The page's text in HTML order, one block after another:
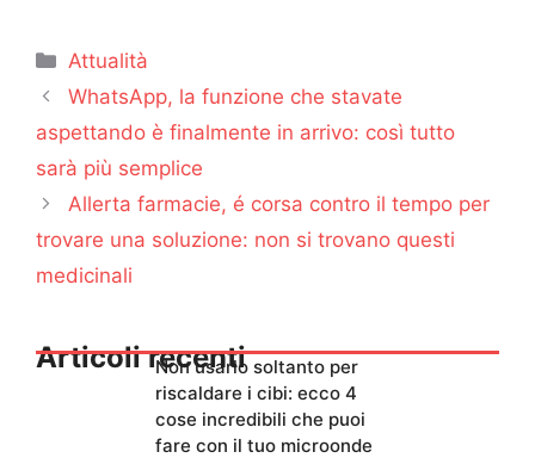
Categorie
Attualità
WhatsApp, la funzione che stavate
aspettando è finalmente in arrivo: così tutto
sarà più semplice
Allerta farmacie, é corsa contro il tempo per
trovare una soluzione: non si trovano questi
medicinali
Articoli recentiNon usarlo soltanto per
riscaldare i cibi: ecco 4
cose incredibili che puoi
fare con il tuo microonde